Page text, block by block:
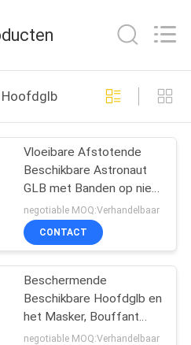
toga's
47
Toga
57
Hoofdglb
Vloeibare Afstotende
Beschikbare Astronaut
GLB met Banden op niet
Hals die irriteert
negotiable MOQ:Verhandelbaar
CONTACT
Beschermende
Beschikbare Hoofdglb en
het Masker, Bouffant
schrobben Hoeden met
negotiable MOQ:Verhandelbaar